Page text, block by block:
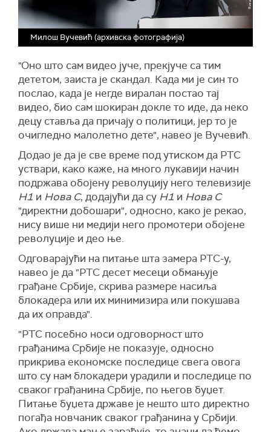
Милош Вучевић (архивска фотографија)
"Оно што сам видео јуче, прекјуче са тим
дететом, заиста је скандал. Када ми је син то
послао, када је негде виралан постао тај
видео, био сам шокиран докле то иде, да неко
децу ставља да причају о политици, јер то је
очигледно малолетно дете", навео је Вучевић.
Додао је да је све време под утиском да РТС
уствари, како каже, на много лукавији начин
подржава обојену револуцију него телевизије
Н1 и Нова С, додајући да су Н1 и Нова С
"директни добошари", односно, како је рекао,
нису више ни медији него промотери обојене
револуције и део ње.
Одговарајући на питање шта замера РТС-у,
навео је да "РТС десет месеци обмањује
грађане Србије, скрива размере насиља
блокадера или их минимизира или покушава
да их оправда".
"РТС посебно носи одговорност што
грађанима Србије не показује, односно
прикрива економске последице свега овога
што су нам блокадери урадили и последице по
сваког грађанина Србије, по његов буџет.
Питање буџета државе је нешто што директно
погађа новчаник сваког грађанина у Србији.